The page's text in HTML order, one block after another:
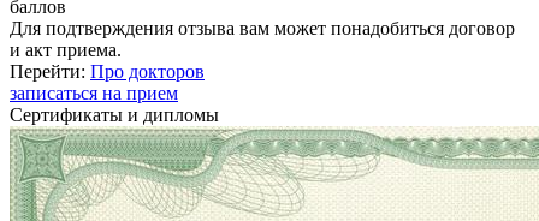
баллов
Для подтверждения отзыва вам может понадобиться договор
и акт приема.
Перейти: Про докторов
записаться на прием
Сертификаты и дипломы